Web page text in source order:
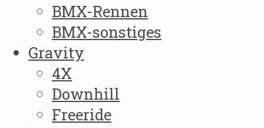
BMX-Rennen
BMX-sonstiges
Gravity
4X
Downhill
Freeride